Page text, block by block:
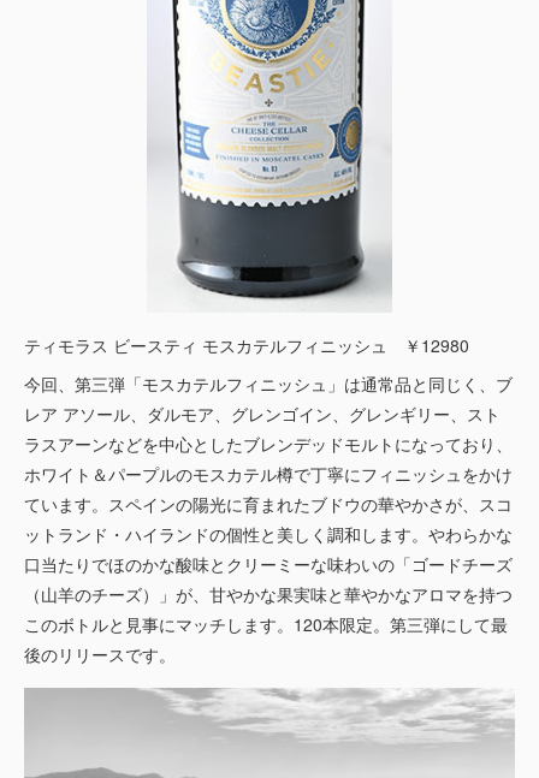
ティモラス ビースティ モスカテルフィニッシュ ￥12980
今回、第三弾「モスカテルフィニッシュ」は通常品と同じく、ブ
レア アソール、ダルモア、グレンゴイン、グレンギリー、スト
ラスアーンなどを中心としたブレンデッドモルトになっており、
ホワイト＆パープルのモスカテル樽で丁寧にフィニッシュをかけ
ています。スペインの陽光に育まれたブドウの華やかさが、スコ
ットランド・ハイランドの個性と美しく調和します。やわらかな
口当たりでほのかな酸味とクリーミーな味わいの「ゴードチーズ
（山羊のチーズ）」が、甘やかな果実味と華やかなアロマを持つ
このボトルと見事にマッチします。120本限定。第三弾にして最
後のリリースです。